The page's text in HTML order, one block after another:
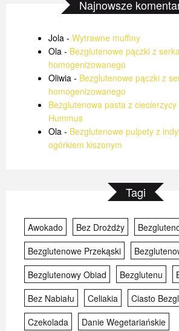
Najnowsze
Jola - Wytrawne muffiny
Ola - Bezglutenowe pączki z
homogenizowanego
Oliwia - Bezglutenowe pączki z
homogenizowanego
Bezglutenowa pasta z
Hummus
Ola - Bezglutenowe pulpety z
ogórkiem kiszonym
Tagi
Awokado Bez Drożdży
Bezglutenowe Przekąski
Bezglutenowy Obiad
Bezglutenu
Bez Nabiału
Celiakia
Ciasto
Czekolada
Danie Wegetariańskie